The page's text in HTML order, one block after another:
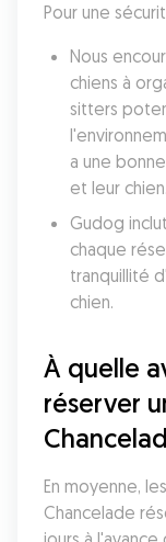
Pour une
Nous
chiens à
sitters
a une
et leur chien.
Gudog
chaque
tranquillité
chien.
À quelle
réserver
En moyenne,
Chancelade